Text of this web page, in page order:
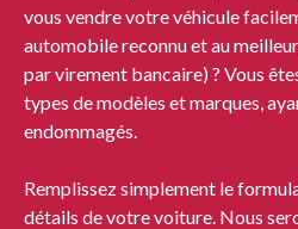
vous vendre votre véhicule
automobile reconnu et au
par virement bancaire) ? Vous
types de modèles et marques,
endommagés.
Remplissez simplement le
détails de votre voiture. Nous